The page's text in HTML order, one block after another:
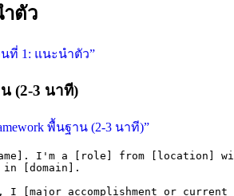
ตัว
ที่ 1: แนะนำตัว”
(2-3 นาที)
พื้นฐาน (2-3 นาที)”
I'm a [role] from [location]
in [domain].
I [major accomplishment or current